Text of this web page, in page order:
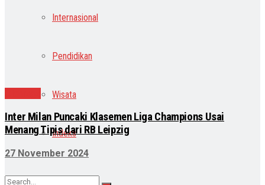
Internasional
Pendidikan
Wisata
Indeks
Inter Milan Puncaki Klasemen Liga Champions Usai
Menang Tipis dari RB Leipzig
27 November 2024